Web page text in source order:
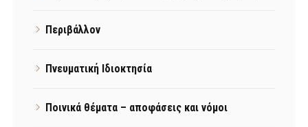
Περιβάλλον
Πνευματική Ιδιοκτησία
Ποινικά θέματα – αποφάσεις και νόμοι